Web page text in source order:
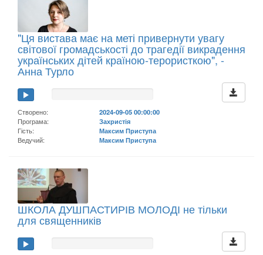
"Ця вистава має на меті привернути увагу
світової громадськості до трагедії викрадення
українських дітей країною-терористкою", -
Анна Турло
Створено:
2024-09-05 00:00:00
Програма:
Захристія
Гість:
Максим Приступа
Ведучий:
Максим Приступа
ШКОЛА ДУШПАСТИРІВ МОЛОДІ не тільки
для священників